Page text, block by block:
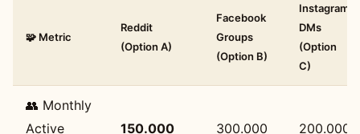
🧩 Metric
Reddit
(Option A)
Facebook
Groups
(Option B)
Instagram
DMs
(Option
C)
👥 Monthly
Active
150.000 300.000 200.000